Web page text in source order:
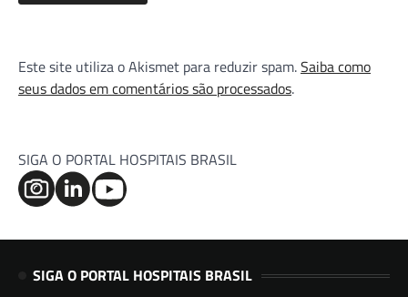
Este site utiliza o Akismet para reduzir spam.Saiba como
seus dados em comentários são processados.
SIGA O PORTAL HOSPITAIS BRASIL
SIGA O PORTAL HOSPITAIS BRASIL